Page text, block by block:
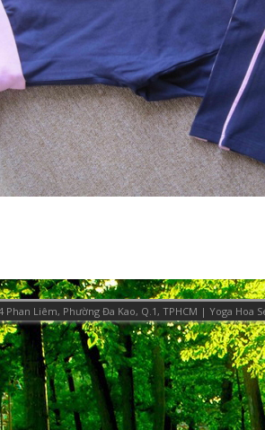
Liêm, Phường Đa Kao, Q.1, TPHCM | Yoga Hoa